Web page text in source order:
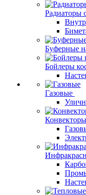
Радиаторы
Буферные
Бойлеры
Газовые
Конвекторы